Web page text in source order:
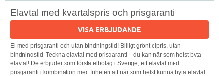
Elavtal med kvartalspris och prisgaranti
VISA ERBJUDANDE
El med prisgaranti och utan bindningstid! Billigt grönt elpris, utan
bindningstid! Teckna elavtal med prisgaranti – du kan när som helst byta
elavtal! De erbjuder som första elbolag i Sverige, ett elavtal med
prisgaranti i kombination med friheten att när som helst kunna byta elavtal.